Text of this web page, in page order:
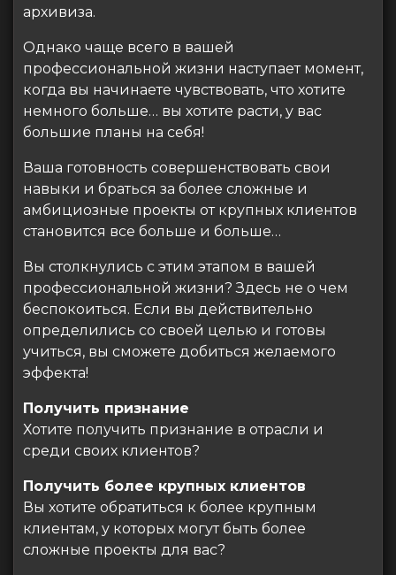
архивиза.
Однако чаще всего в вашей
профессиональной жизни наступает момент,
когда вы начинаете чувствовать, что хотите
немного больше… вы хотите расти, у вас
большие планы на себя!
Ваша готовность совершенствовать свои
навыки и браться за более сложные и
амбициозные проекты от крупных клиентов
становится все больше и больше…
Вы столкнулись с этим этапом в вашей
профессиональной жизни? Здесь не о чем
беспокоиться. Если вы действительно
определились со своей целью и готовы
учиться, вы сможете добиться желаемого
эффекта!
Получить признание
Хотите получить признание в отрасли и
среди своих клиентов?
Получить более крупных клиентов
Вы хотите обратиться к более крупным
клиентам, у которых могут быть более
сложные проекты для вас?